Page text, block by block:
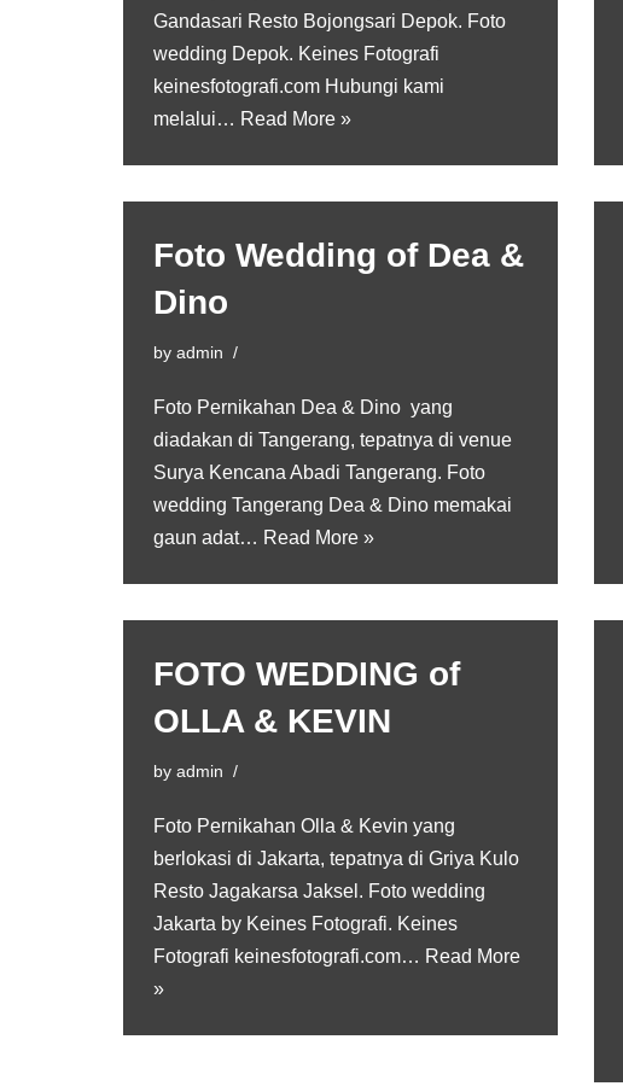
Gandasari Resto Bojongsari Depok. Foto
wedding Depok. Keines Fotografi
keinesfotografi.com Hubungi kami
melalui… Read More »
Foto Wedding of Dea &
Dino
by admin
Foto Pernikahan Dea & Dino yang
diadakan di Tangerang, tepatnya di venue
Surya Kencana Abadi Tangerang. Foto
wedding Tangerang Dea & Dino memakai
gaun adat… Read More »
FOTO WEDDING of
OLLA & KEVIN
by admin
Foto Pernikahan Olla & Kevin yang
berlokasi di Jakarta, tepatnya di Griya Kulo
Resto Jagakarsa Jaksel. Foto wedding
Jakarta by Keines Fotografi. Keines
Fotografi keinesfotografi.com… Read More
»